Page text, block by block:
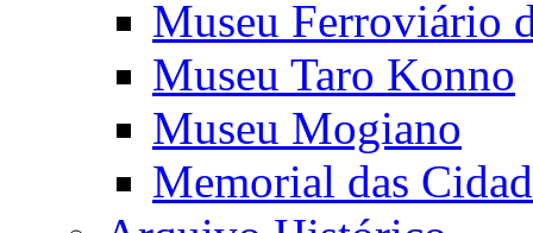
Museu Ferroviário
Museu Taro Konno
Museu Mogiano
Memorial das